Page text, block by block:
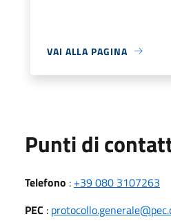
VAI ALLA PAGINA
Punti di
Telefono : +39 080 3107263
PEC :